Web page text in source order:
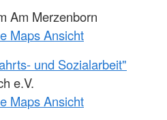
Am Merzenborn
Maps Ansicht
und Sozialarbeit"
e.V.
Maps Ansicht